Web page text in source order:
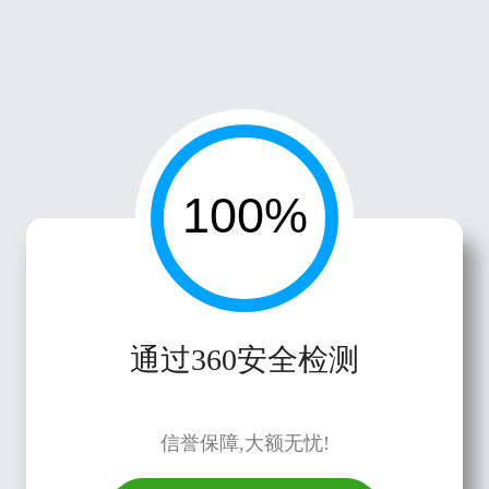
通过360安全检测
信誉保障,大额无忧!